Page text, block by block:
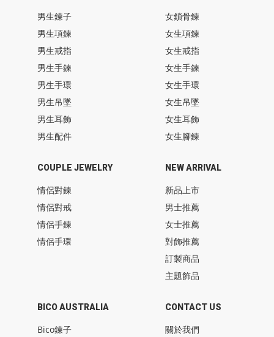
男生鍊子
男生項鍊
男生戒指
男生手鍊
男生手環
男生吊墜
男生耳飾
男生配件
女鎖骨鍊
女生項鍊
女生戒指
女生手鍊
女生手環
女生吊墜
女生耳飾
女生腳鍊
COUPLE JEWELRY
情侶對鍊
情侶對戒
情侶手鍊
情侶手環
BICO AUSTRALIA
Bico鍊子
NEW ARRIVAL
新品上市
男士推薦
女士推薦
對飾推薦
訂製商品
主題飾品
CONTACT US
關於我們